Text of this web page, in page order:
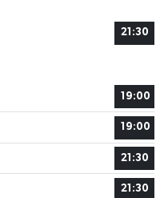
21:30
19:00
19:00
21:30
21:30